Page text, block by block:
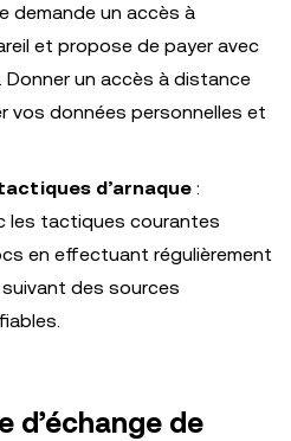
demande un accès à
et propose de payer avec
Donner un accès à distance
vos données personnelles et
d’arnaque :
les tactiques courantes
en effectuant régulièrement
des sources
d’échange de